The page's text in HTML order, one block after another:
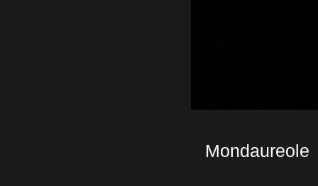
Mondaureole